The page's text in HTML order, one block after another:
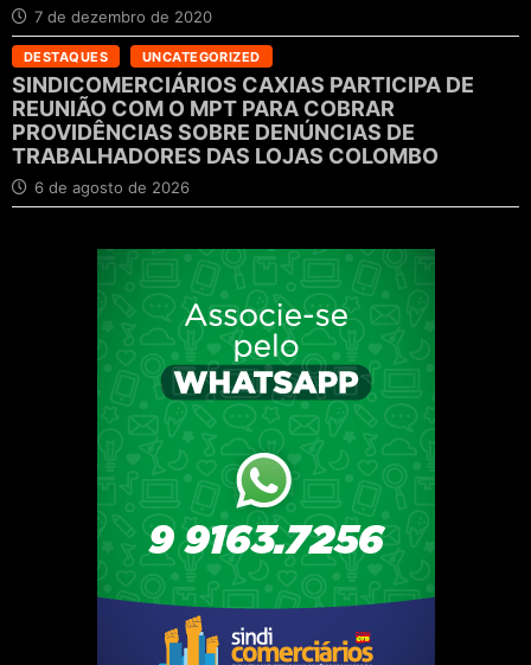
7 de dezembro de 2020
DESTAQUES UNCATEGORIZED
SINDICOMERCIÁRIOS CAXIAS PARTICIPA DE
REUNIÃO COM O MPT PARA COBRAR
PROVIDÊNCIAS SOBRE DENÚNCIAS DE
TRABALHADORES DAS LOJAS COLOMBO
6 de agosto de 2026